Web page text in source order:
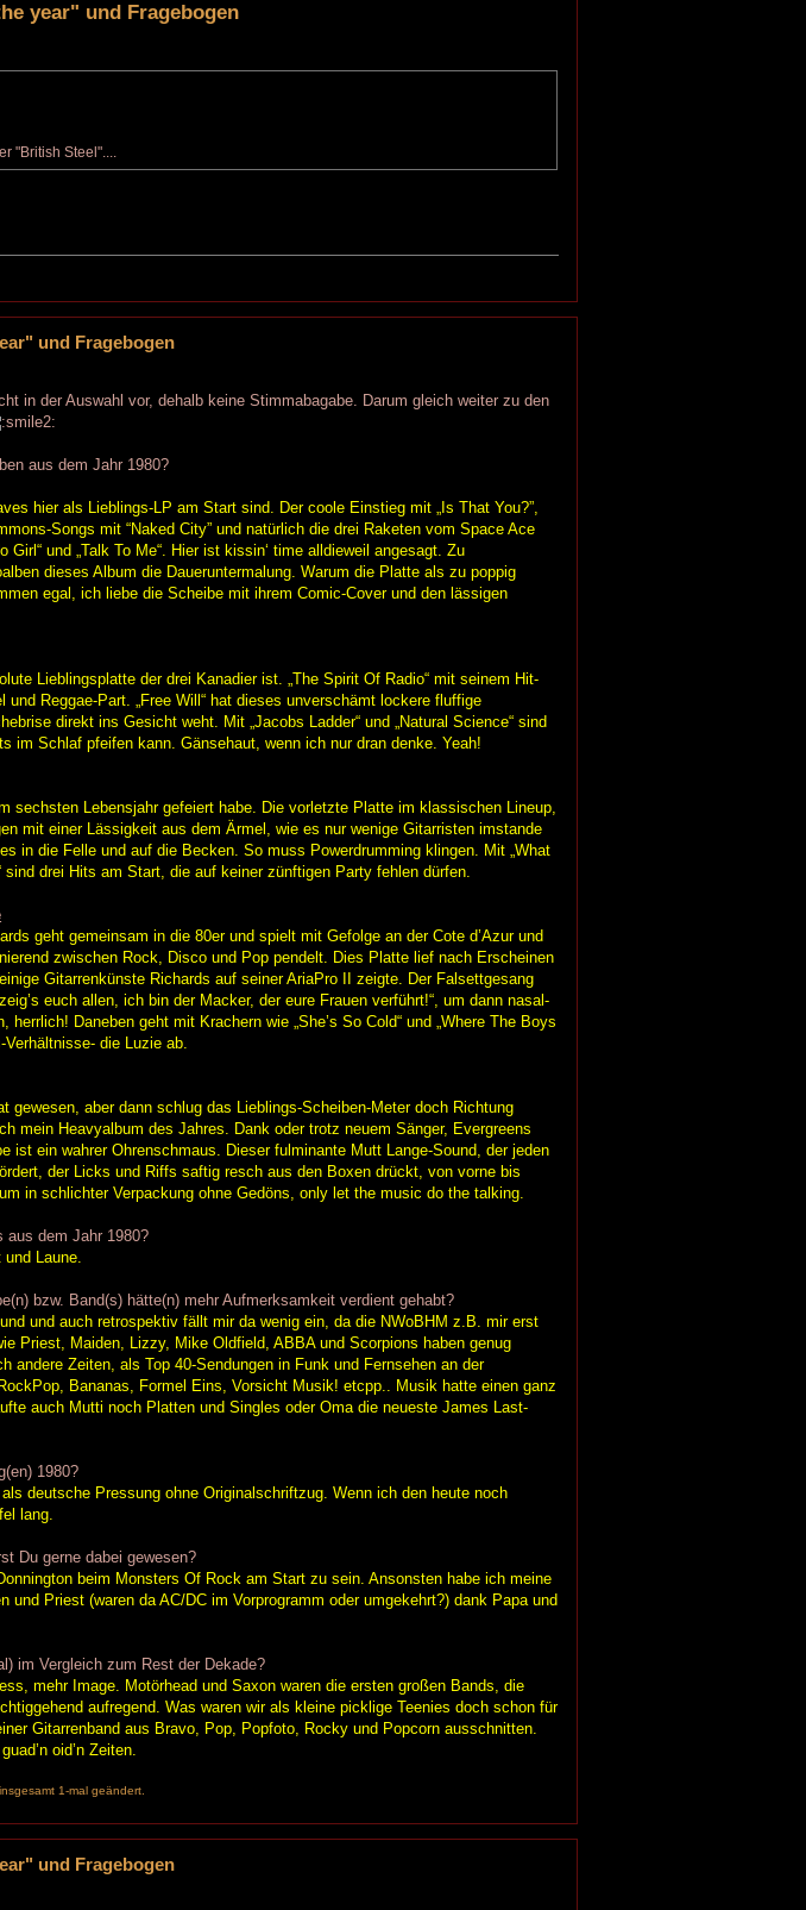
year" und Fragebogen
"British Steel"....
und Fragebogen
in der Auswahl vor, dehalb keine Stimmabagabe. Darum gleich weiter zu den
aus dem Jahr 1980?
hier als Lieblings-LP am Start sind. Der coole Einstieg mit „Is That You?”,
Songs mit “Naked City” und natürlich die drei Raketen vom Space Ace
Girl“ und „Talk To Me“. Hier ist kissin‘ time alldieweil angesagt. Zu
dieses Album die Daueruntermalung. Warum die Platte als zu poppig
egal, ich liebe die Scheibe mit ihrem Comic-Cover und den lässigen
Lieblingsplatte der drei Kanadier ist. „The Spirit Of Radio“ mit seinem Hit-
Reggae-Part. „Free Will“ hat dieses unverschämt lockere fluffige
direkt ins Gesicht weht. Mit „Jacobs Ladder“ und „Natural Science“ sind
im Schlaf pfeifen kann. Gänsehaut, wenn ich nur dran denke. Yeah!
sechsten Lebensjahr gefeiert habe. Die vorletzte Platte im klassischen Lineup,
mit einer Lässigkeit aus dem Ärmel, wie es nur wenige Gitarristen imstande
in die Felle und auf die Becken. So muss Powerdrumming klingen. Mit „What
sind drei Hits am Start, die auf keiner zünftigen Party fehlen dürfen.
geht gemeinsam in die 80er und spielt mit Gefolge an der Cote d’Azur und
zwischen Rock, Disco und Pop pendelt. Dies Platte lief nach Erscheinen
Gitarrenkünste Richards auf seiner AriaPro II zeigte. Der Falsettgesang
euch allen, ich bin der Macker, der eure Frauen verführt!“, um dann nasal-
Daneben geht mit Krachern wie „She’s So Cold“ und „Where The Boys
die Luzie ab.
gewesen, aber dann schlug das Lieblings-Scheiben-Meter doch Richtung
mein Heavyalbum des Jahres. Dank oder trotz neuem Sänger, Evergreens
ist ein wahrer Ohrenschmaus. Dieser fulminante Mutt Lange-Sound, der jeden
der Licks und Riffs saftig resch aus den Boxen drückt, von vorne bis
in schlichter Verpackung ohne Gedöns, only let the music do the talking.
aus dem Jahr 1980?
Laune.
bzw. Band(s) hätte(n) mehr Aufmerksamkeit verdient gehabt?
und auch retrospektiv fällt mir da wenig ein, da die NWoBHM z.B. mir erst
Priest, Maiden, Lizzy, Mike Oldfield, ABBA und Scorpions haben genug
andere Zeiten, als Top 40-Sendungen in Funk und Fernsehen an der
Bananas, Formel Eins, Vorsicht Musik! etcpp.. Musik hatte einen ganz
auch Mutti noch Platten und Singles oder Oma die neueste James Last-
1980?
deutsche Pressung ohne Originalschriftzug. Wenn ich den heute noch
lang.
Du gerne dabei gewesen?
beim Monsters Of Rock am Start zu sein. Ansonsten habe ich meine
und Priest (waren da AC/DC im Vorprogramm oder umgekehrt?) dank Papa und
im Vergleich zum Rest der Dekade?
mehr Image. Motörhead und Saxon waren die ersten großen Bands, die
aufregend. Was waren wir als kleine picklige Teenies doch schon für
Gitarrenband aus Bravo, Pop, Popfoto, Rocky und Popcorn ausschnitten.
oid’n Zeiten.
1-mal geändert.
und Fragebogen